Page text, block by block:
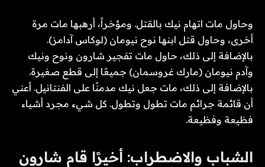
وحاول مات اتهام نيك بالقتل. ومؤخراً، أرهبها مات مرة
أخرى، وحاول قتل ابنها نوح نيومان (لوكاس آدامز).
بالإضافة إلى ذلك، حاول مات تفجير شارون ونوح ونيك
وآدم نيومان (مارك غروسمان) جميعًا إلى قطع صغيرة.
بالإضافة إلى ذلك، مات جعل نيك مدمنًا على الفنتانيل. أعني
أن قائمة جرائم مات تطول وتطول. كل شيء مجرد أشياء
فظيعة وفظيعة.
الشباب والاضطراب: أخيرًا قام شارون